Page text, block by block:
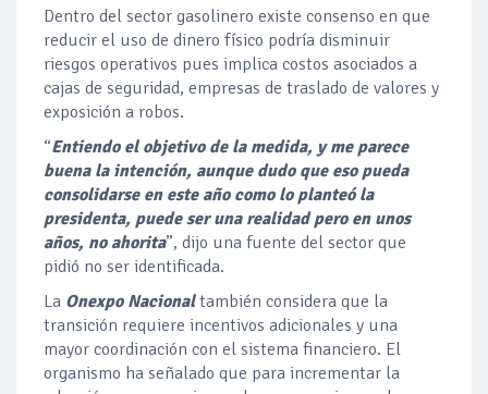
Dentro del sector gasolinero existe consenso en que
reducir el uso de dinero físico podría disminuir
riesgos operativos pues implica costos asociados a
cajas de seguridad, empresas de traslado de valores y
exposición a robos.
“Entiendo el objetivo de la medida, y me parece
buena la intención, aunque dudo que eso pueda
consolidarse en este año como lo planteó la
presidenta, puede ser una realidad pero en unos
años, no ahorita”, dijo una fuente del sector que
pidió no ser identificada.
La Onexpo Nacionaltambién considera que la
transición requiere incentivos adicionales y una
mayor coordinación con el sistema financiero. El
organismo ha señalado que para incrementar la